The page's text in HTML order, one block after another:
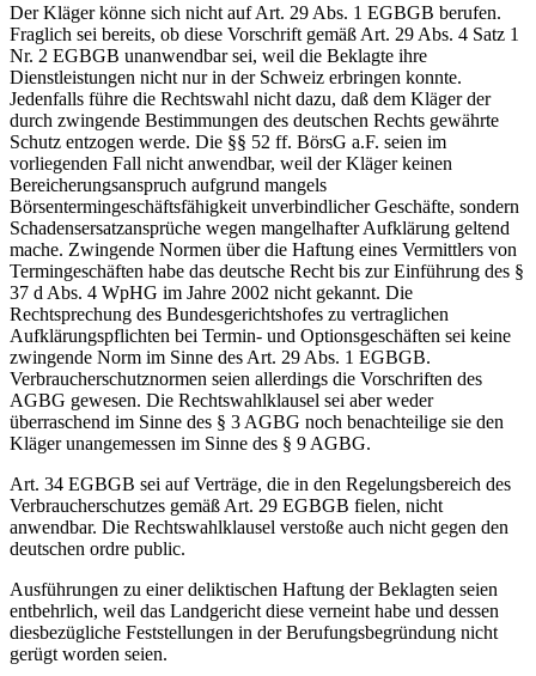
Der Kläger könne sich nicht auf Art. 29 Abs. 1 EGBGB berufen.
Fraglich sei bereits, ob diese Vorschrift gemäß Art. 29 Abs. 4 Satz 1
Nr. 2 EGBGB unanwendbar sei, weil die Beklagte ihre
Dienstleistungen nicht nur in der Schweiz erbringen konnte.
Jedenfalls führe die Rechtswahl nicht dazu, daß dem Kläger der
durch zwingende Bestimmungen des deutschen Rechts gewährte
Schutz entzogen werde. Die §§ 52 ff. BörsG a.F. seien im
vorliegenden Fall nicht anwendbar, weil der Kläger keinen
Bereicherungsanspruch aufgrund mangels
Börsentermingeschäftsfähigkeit unverbindlicher Geschäfte, sondern
Schadensersatzansprüche wegen mangelhafter Aufklärung geltend
mache. Zwingende Normen über die Haftung eines Vermittlers von
Termingeschäften habe das deutsche Recht bis zur Einführung des §
37 d Abs. 4 WpHG im Jahre 2002 nicht gekannt. Die
Rechtsprechung des Bundesgerichtshofes zu vertraglichen
Aufklärungspflichten bei Termin- und Optionsgeschäften sei keine
zwingende Norm im Sinne des Art. 29 Abs. 1 EGBGB.
Verbraucherschutznormen seien allerdings die Vorschriften des
AGBG gewesen. Die Rechtswahlklausel sei aber weder
überraschend im Sinne des § 3 AGBG noch benachteilige sie den
Kläger unangemessen im Sinne des § 9 AGBG.
Art. 34 EGBGB sei auf Verträge, die in den Regelungsbereich des
Verbraucherschutzes gemäß Art. 29 EGBGB fielen, nicht
anwendbar. Die Rechtswahlklausel verstoße auch nicht gegen den
deutschen ordre public.
Ausführungen zu einer deliktischen Haftung der Beklagten seien
entbehrlich, weil das Landgericht diese verneint habe und dessen
diesbezügliche Feststellungen in der Berufungsbegründung nicht
gerügt worden seien.